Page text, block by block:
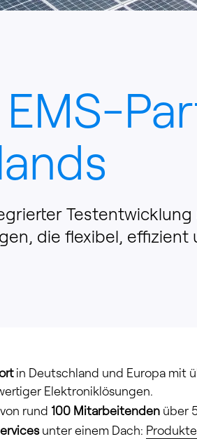
die flexibel,
in Deutschland und Europa mit
Elektroniklösungen.
rund 100 Mitarbeitenden über
unter einem Dach: